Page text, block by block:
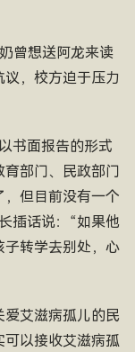
曾想送阿龙来读
，校方迫于压力
书面报告的形式
部门、民政部门
，但目前没有一个
插话说：“如果他
子转学去别处，心
爱艾滋病孤儿的民
可以接收艾滋病孤